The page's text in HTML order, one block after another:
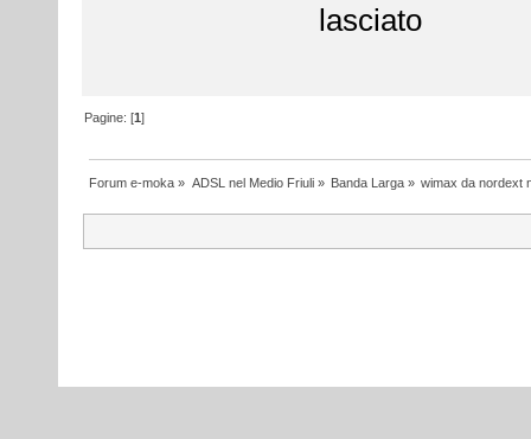
lasciato
Pagine: [1]
Forum e-moka » ADSL nel Medio Friuli» Banda Larga» wimax da nordext